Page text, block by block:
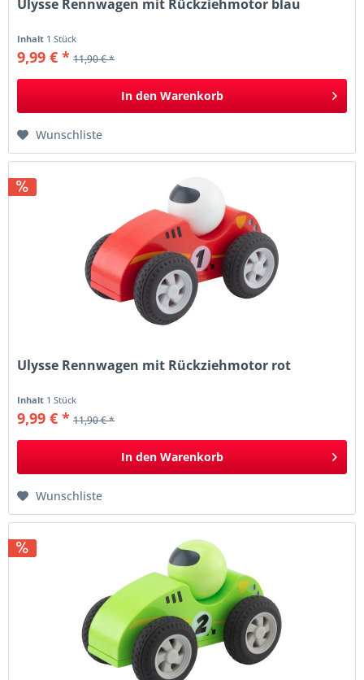
Ulysse Rennwagen mit Rückziehmotor blau
Inhalt 1 Stück
9,99 € * 11,90 € *
In den Warenkorb
Wunschliste
Ulysse Rennwagen mit Rückziehmotor rot
Inhalt 1 Stück
9,99 € * 11,90 € *
In den Warenkorb
Wunschliste